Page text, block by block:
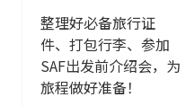
整理好必备旅行证
件、打包行李、参加
SAF出发前介绍会，为
旅程做好准备！